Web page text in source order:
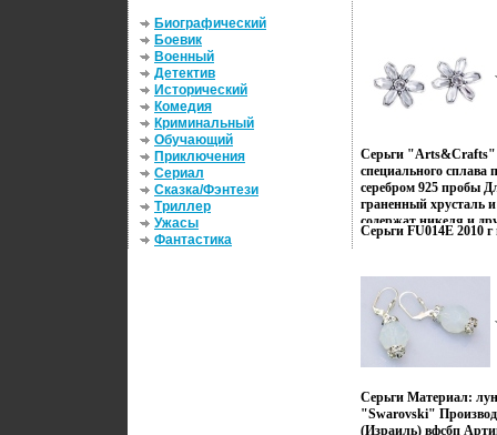
Биографический
Боевик
Военный
Детектив
Исторический
Комедия
Криминальный
Обучающий
Приключения
Сериал
Сказка/Фэнтези
Триллер
Ужасы
Фантастика
браслета, кольца,
подвесок Аксессуар
заигвзгидрает
станет отражением
Серьги "Arts&Crafts"
специального сплава
серебром 925 пробы
граненный хрусталь
содержат никеля и
металлов Загляните
знакомства с
норвежской
серебра 925 пробы и
1000
которых Вы сможете
комплект из колье,
от Arts&Crafts
деталью Вашего
Серьги FU014E 2010
Серьги Материал:
"Swarovski"
(Израиль) вфсбп